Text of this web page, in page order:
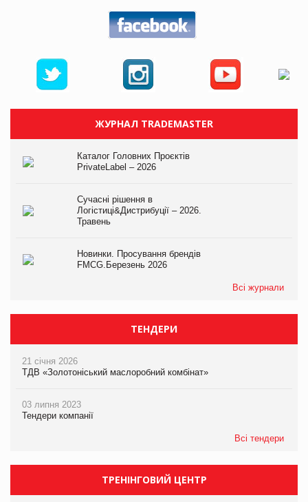
ЖУРНАЛ TRADEMASTER
Каталог Головних Проєктів
PrivateLabel – 2026
Сучасні рішення в
Логістиці&Дистрибуції – 2026.
Травень
Новинки. Просування брендів
FMCG.Березень 2026
Всі журнали
ТЕНДЕРИ
21 січня 2026
ТДВ «Золотоніський маслоробний комбінат»
03 липня 2023
Тендери компанії
Всі тендери
ТРЕНІНГОВИЙ ЦЕНТР